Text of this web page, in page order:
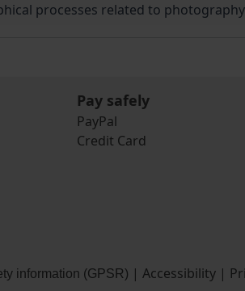
processes related to
Pay safely
PayPal
Credit Card
information (GPSR) | Accessibility |